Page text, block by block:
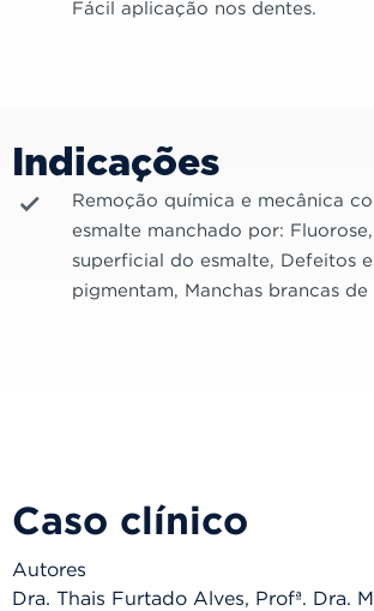
Fácil aplicação nos dentes.
Indicações
Remoção química e mecânica
esmalte manchado por:
superficial do esmalte, Defeitos
pigmentam, Manchas brancas
Caso clínico
Autores
Dra. Thais Furtado Alves, Profª. Dra.